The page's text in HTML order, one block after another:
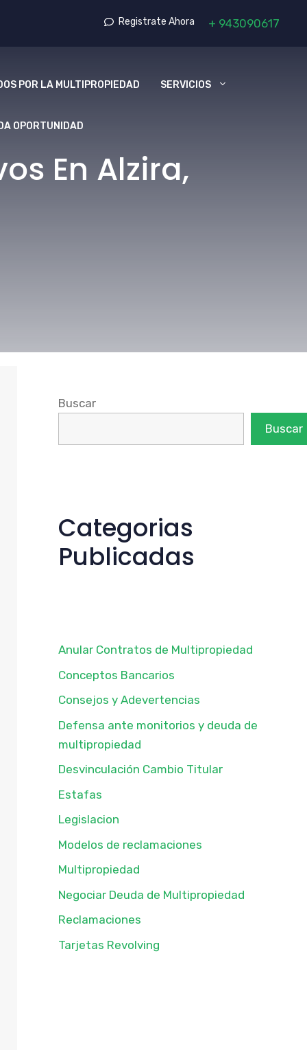
Registrate Ahora + 943090617
POR LA MULTIPROPIEDAD SERVICIOS
OPORTUNIDAD
En Alzira,
Buscar
Buscar
Categorias
Publicadas
Anular Contratos de Multipropiedad
Conceptos Bancarios
Consejos y Adevertencias
Defensa ante monitorios y deuda de
multipropiedad
Desvinculación Cambio Titular
Estafas
Legislacion
Modelos de reclamaciones
Multipropiedad
Negociar Deuda de Multipropiedad
Reclamaciones
Tarjetas Revolving